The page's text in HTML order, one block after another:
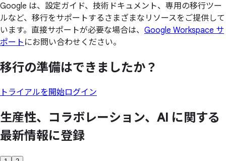
Google は、設定ガイド、技術ドキュメント、専用の移行ツー
ルなど、移行をサポートするさまざまなリソースをご提供して
います。直接サポートが必要な場合は、 Google Workspace サ
ポート にお問い合わせください。
移行の準備はできましたか？
トライアルを開始ログイン
生産性、 コラボレーション、 AI に 関する
最新情報に登録